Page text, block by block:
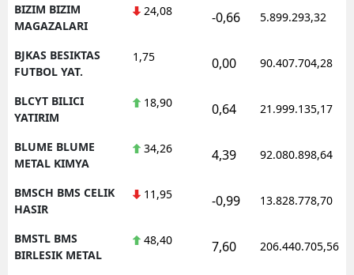
BIZIM BIZIM
MAGAZALARI
24,08 -0,66 5.899.293,32
BJKAS BESIKTAS
FUTBOL YAT.
1,75 0,00 90.407.704,28
BLCYT BILICI
YATIRIM
18,90 0,64 21.999.135,17
BLUME BLUME
METAL KIMYA
34,26 4,39 92.080.898,64
BMSCH BMS CELIK
HASIR
11,95 -0,99 13.828.778,70
BMSTL BMS
BIRLESIK METAL
48,40 7,60 206.440.705,56